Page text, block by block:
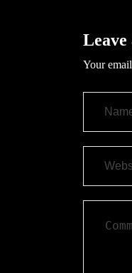
Leave
Your